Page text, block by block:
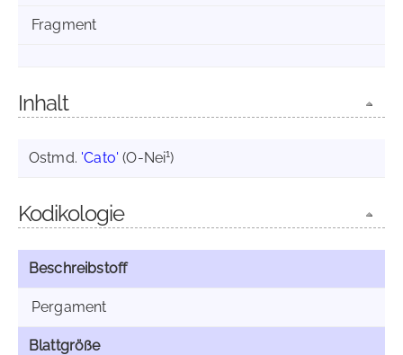
Fragment
Inhalt
Ostmd. 'Cato' (O-Nei1)
Kodikologie
Beschreibstoff
Pergament
Blattgröße